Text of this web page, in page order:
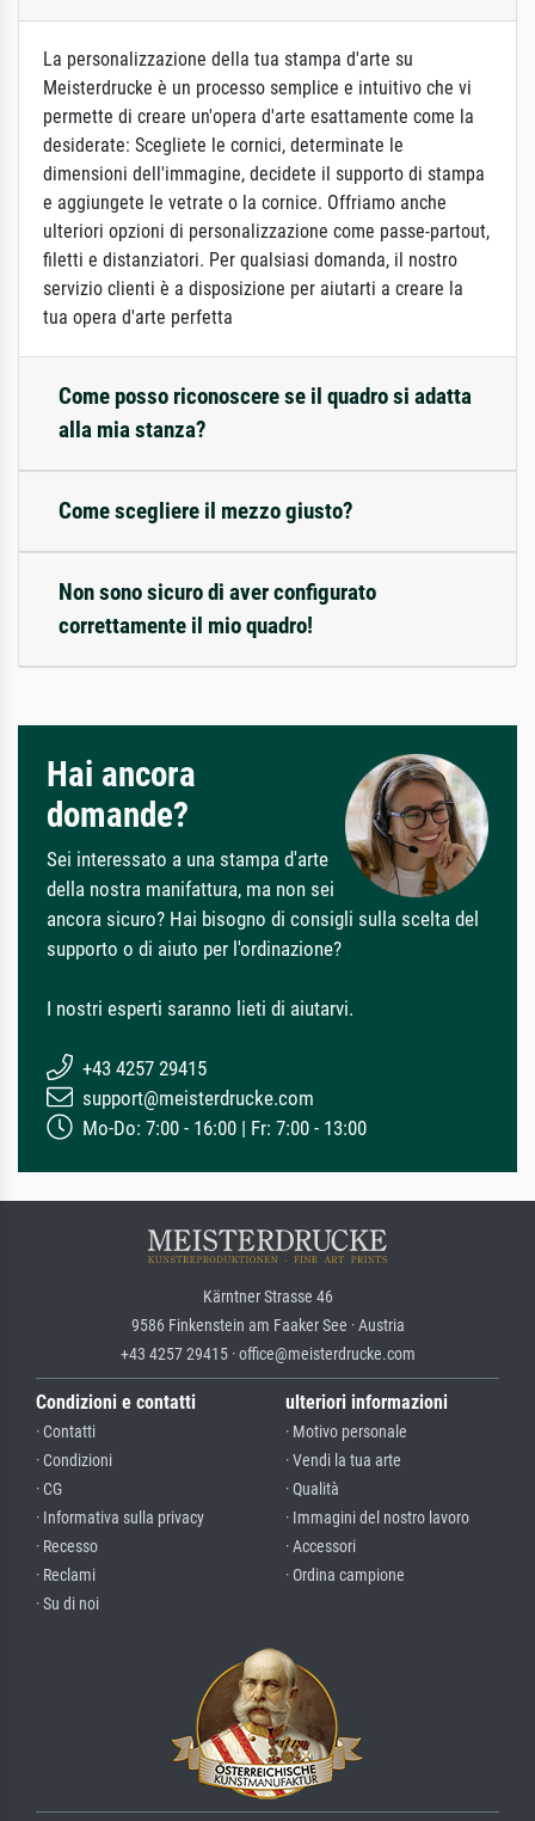
La personalizzazione della tua stampa d'arte su
Meisterdrucke è un processo semplice e intuitivo che vi
permette di creare un'opera d'arte esattamente come la
desiderate: Scegliete le cornici, determinate le
dimensioni dell'immagine, decidete il supporto di stampa
e aggiungete le vetrate o la cornice. Offriamo anche
ulteriori opzioni di personalizzazione come passe-partout,
filetti e distanziatori. Per qualsiasi domanda, il nostro
servizio clienti è a disposizione per aiutarti a creare la
tua opera d'arte perfetta
Come posso riconoscere se il quadro si adatta
alla mia stanza?
Come scegliere il mezzo giusto?
Non sono sicuro di aver configurato
correttamente il mio quadro!
Hai ancora
domande?
Sei interessato a una stampa d'arte
della nostra manifattura, ma non sei
ancora sicuro? Hai bisogno di consigli sulla scelta del
supporto o di aiuto per l'ordinazione?
I nostri esperti saranno lieti di aiutarvi.
+43 4257 29415
support@meisterdrucke.com
Mo-Do: 7:00 - 16:00 | Fr: 7:00 - 13:00
Kärntner Strasse 46
9586 Finkenstein am Faaker See · Austria
+43 4257 29415 · office@meisterdrucke.com
Condizioni e contatti
· Contatti
· Condizioni
· CG
· Informativa sulla privacy
· Recesso
· Reclami
· Su di noi
ulteriori informazioni
· Motivo personale
· Vendi la tua arte
· Qualità
· Immagini del nostro lavoro
· Accessori
· Ordina campione